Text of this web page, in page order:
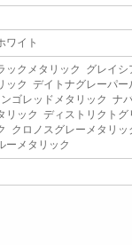
ワイト
ックメタリック グレイシ
ック デイトナグレーパー
ゴレッドメタリック ナ
リック ディストリクトグ
クロノスグレーメタリ
ーメタリック